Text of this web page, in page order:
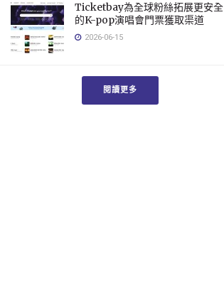
Ticketbay為全球粉絲拓展更安全
的K-pop演唱會門票獲取渠道
2026-06-15
閱讀更多